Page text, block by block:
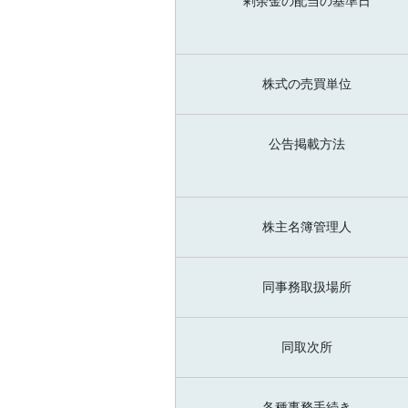
株式の売買単位
公告掲載方法
株主名簿管理人
同事務取扱場所
同取次所